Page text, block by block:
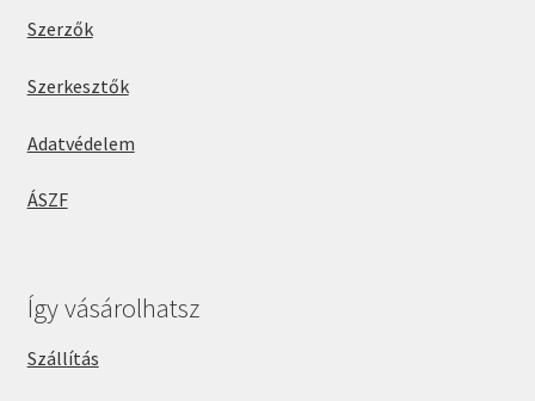
Szerzők
Szerkesztők
Adatvédelem
ÁSZF
Így vásárolhatsz
Szállítás